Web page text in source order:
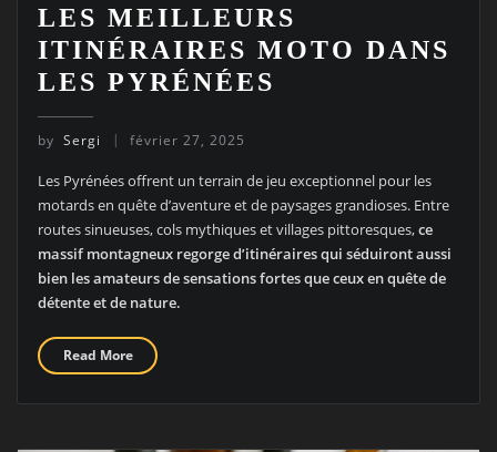
LES MEILLEURS
ITINÉRAIRES MOTO DANS
LES PYRÉNÉES
by Sergi février 27, 2025
Les Pyrénées offrent un terrain de jeu exceptionnel pour les
motards en quête d’aventure et de paysages grandioses. Entre
routes sinueuses, cols mythiques et villages pittoresques,ce
massif montagneux regorge d’itinéraires qui séduiront aussi
bien les amateurs de sensations fortes que ceux en quête de
détente et de nature.
Read More